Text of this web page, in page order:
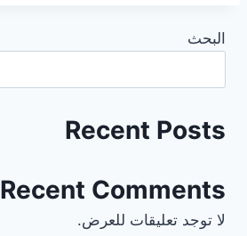
البحث
Recent Posts
Recent Comments
لا توجد تعليقات للعرض.